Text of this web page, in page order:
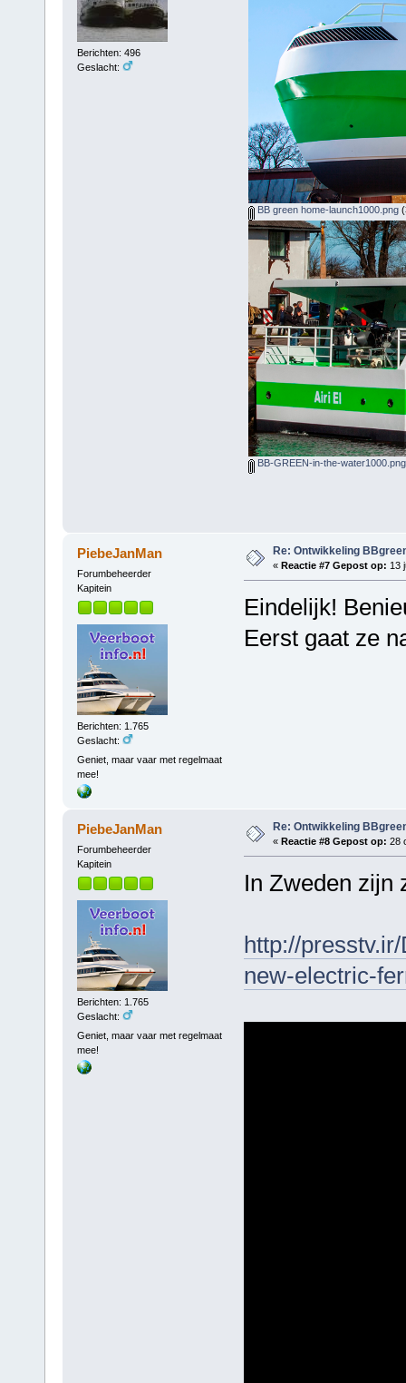
Berichten: 496
Geslacht:
BB green home-launch1000.png
BB-GREEN-in-the-water1000.png
PiebeJanMan
Forumbeheerder
Kapitein
Berichten: 1.765
Geslacht:
Geniet, maar vaar met regelmaat
mee!
Re: Ontwikkeling
« Reactie #7 Gepost op: 13
Eindelijk!
Eerst gaat ze
PiebeJanMan
Forumbeheerder
Kapitein
Berichten: 1.765
Geslacht:
Geniet, maar vaar met regelmaat
mee!
Re: Ontwikkeling
« Reactie #8 Gepost op: 28
In Zweden zijn
http://
new-electric-